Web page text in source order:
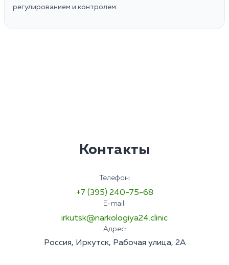
регулированием и контролем.
Контакты
Телефон:
+7 (395) 240-75-68
E-mail:
irkutsk@narkologiya24.clinic
Адрес:
Россия, Иркутск, Рабочая улица, 2А